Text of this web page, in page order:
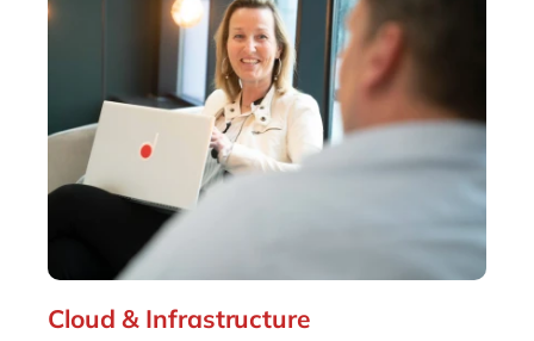
Cloud & Infrastructure